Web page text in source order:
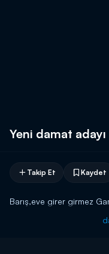
Yeni damat
Takip Et Kaydet
Barış,eve girer girmez